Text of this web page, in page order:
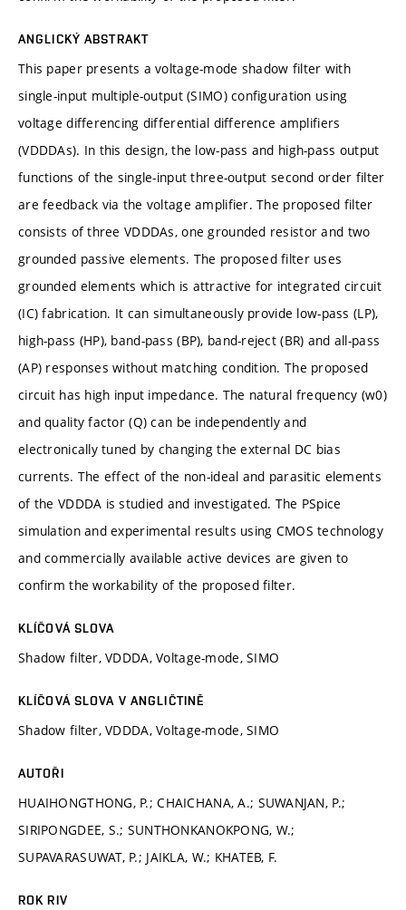
ANGLICKÝ ABSTRAKT
This paper presents a voltage-mode shadow filter with
single-input multiple-output (SIMO) configuration using
voltage differencing differential difference amplifiers
(VDDDAs). In this design, the low-pass and high-pass output
functions of the single-input three-output second order filter
are feedback via the voltage amplifier. The proposed filter
consists of three VDDDAs, one grounded resistor and two
grounded passive elements. The proposed filter uses
grounded elements which is attractive for integrated circuit
(IC) fabrication. It can simultaneously provide low-pass (LP),
high-pass (HP), band-pass (BP), band-reject (BR) and all-pass
(AP) responses without matching condition. The proposed
circuit has high input impedance. The natural frequency (w0)
and quality factor (Q) can be independently and
electronically tuned by changing the external DC bias
currents. The effect of the non-ideal and parasitic elements
of the VDDDA is studied and investigated. The PSpice
simulation and experimental results using CMOS technology
and commercially available active devices are given to
confirm the workability of the proposed filter.
KLÍČOVÁ SLOVA
Shadow filter, VDDDA, Voltage-mode, SIMO
KLÍČOVÁ SLOVA V ANGLIČTINĚ
Shadow filter, VDDDA, Voltage-mode, SIMO
AUTOŘI
HUAIHONGTHONG, P.; CHAICHANA, A.; SUWANJAN, P.;
SIRIPONGDEE, S.; SUNTHONKANOKPONG, W.;
SUPAVARASUWAT, P.; JAIKLA, W.; KHATEB, F.
ROK RIV